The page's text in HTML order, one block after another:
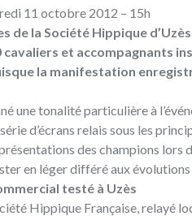
11 octobre 2012 – 15h
de la Société Hippique
cavaliers et accompagnants
la manifestation
une tonalité particulière à
série d’écrans relais sous les
des champions
en léger différé aux
testé à Uzès
Hippique Française, relayé